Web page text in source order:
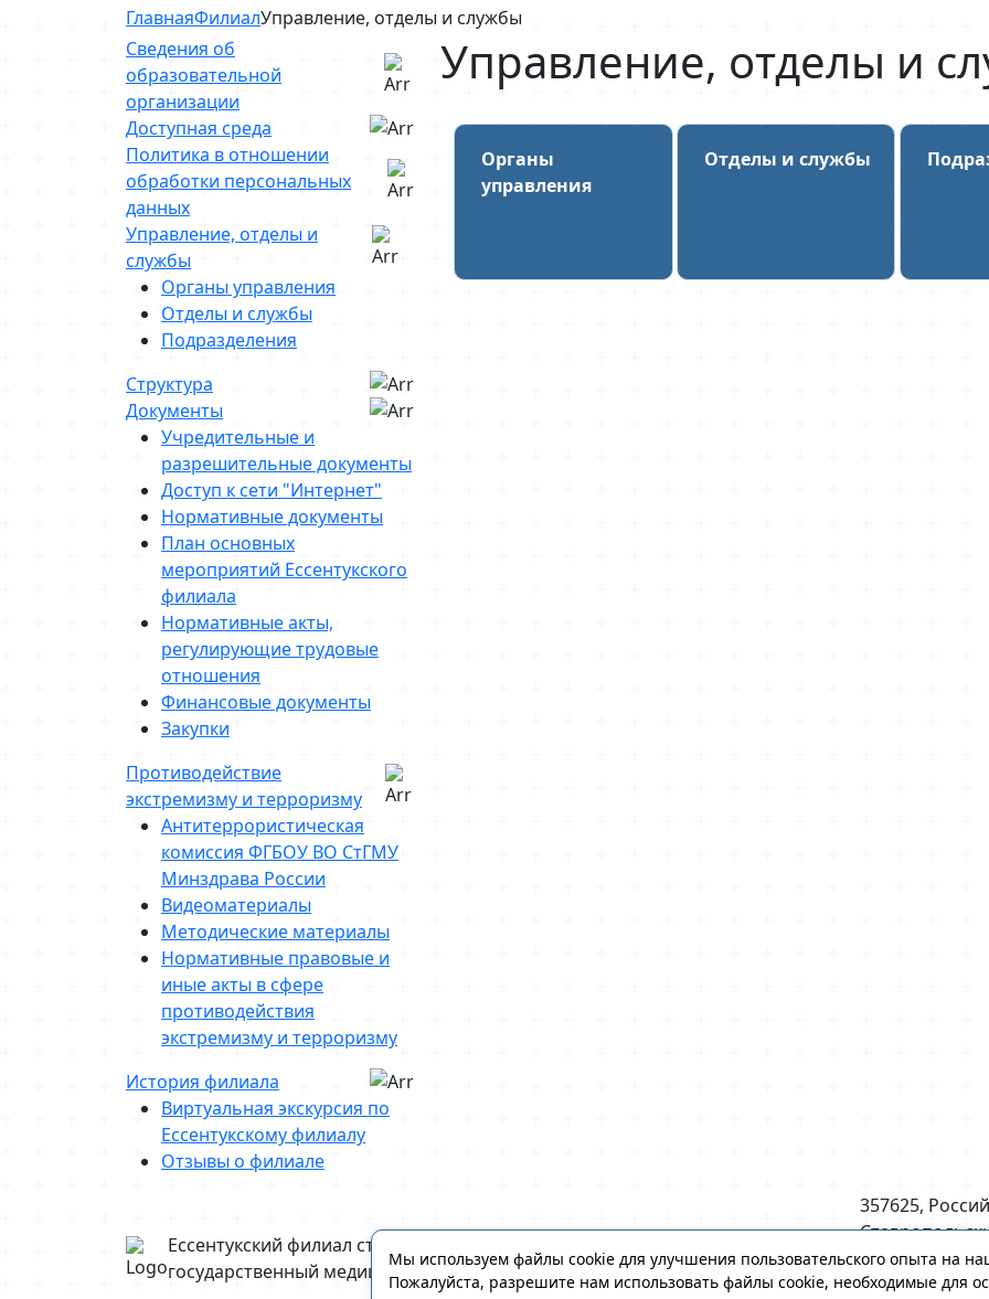
Мы используем файлы cookie для улучшения пользовательского опыта на
Пожалуйста, разрешите нам использовать файлы cookie, необходимые для
ГлавнаяФилиалУправление, отделы и службы
Сведения об
образовательной
организации
Доступная среда
Политика в отношении
обработки персональных
данных
Управление, отделы и
службы
Органы управления
Отделы и службы
Подразделения
Структура
Документы
Учредительные и
разрешительные документы
Доступ к сети "Интернет"
Нормативные документы
План основных
мероприятий Ессентукского
филиала
Нормативные акты,
регулирующие трудовые
отношения
Финансовые документы
Закупки
Противодействие
экстремизму и терроризму
Антитеррористическая
комиссия ФГБОУ ВО СтГМУ
Минздрава России
Видеоматериалы
Методические материалы
Нормативные правовые и
иные акты в сфере
противодействия
экстремизму и терроризму
История филиала
Виртуальная экскурсия по
Ессентукскому филиалу
Отзывы о филиале
Управление, отделы и
Органы
управления
Отделы и службы
Ессентукский филиал ставропольский
государственный медицинский университет
357625,
г. Ессентуки,
123